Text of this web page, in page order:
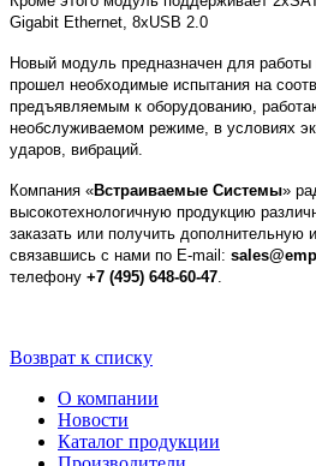
Gigabit Ethernet, 8xUSB 2.0
Новый модуль предназначен для
прошел необходимые испытания на
предъявляемым к оборудованию,
необслуживаемом режиме, в условиях
ударов, вибраций.
Компания «Встраиваемые Системы»
высокотехнологичную продукцию
заказать или получить
связавшись с нами по E-mail:
телефону +7 (495) 648-60-47
Возврат к списку
О компании
Новости
Каталог продукции